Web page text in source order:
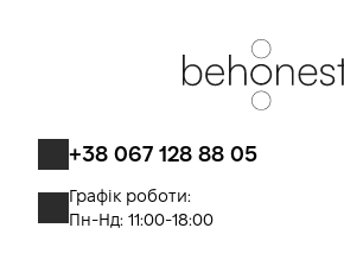
+38 067 128 88 05
Графік роботи:
Пн-Нд: 11:00-18:00